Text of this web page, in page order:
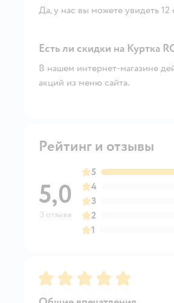
Да, у нас вы можете увидеть
Есть ли скидки на Куртка
В нашем интернет-магазине
акций из меню сайта.
Рейтинг и отзывы
5,0
3 отзыва
5
4
3
2
1
Рейтинг:5